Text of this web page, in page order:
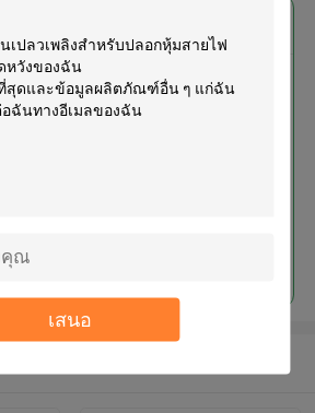
เสนอ
ท่อพีวีซียืดหยุ่นอ่อนเปลวเพลิง
สำหรับปลอกหุ้มสายไฟ